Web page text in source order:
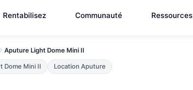
Rentabilisez Communauté Ressources
Aputure Light Dome Mini II
Dome Mini II Location Aputure